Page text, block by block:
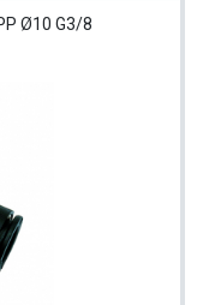
Ø10 G3/8